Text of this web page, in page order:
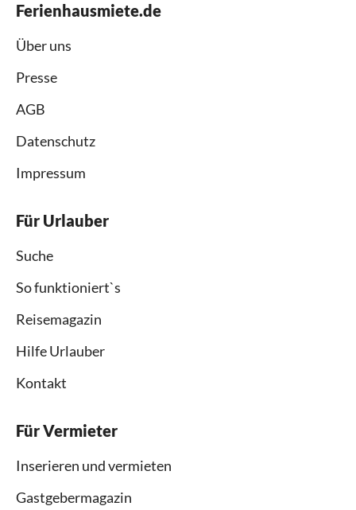
Ferienhausmiete.de
Über uns
Presse
AGB
Datenschutz
Impressum
Für Urlauber
Suche
So funktioniert`s
Reisemagazin
Hilfe Urlauber
Kontakt
Für Vermieter
Inserieren und vermieten
Gastgebermagazin